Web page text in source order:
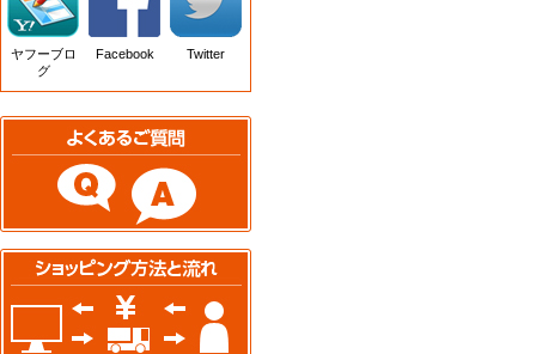
ヤフーブロ
グ
Facebook Twitter